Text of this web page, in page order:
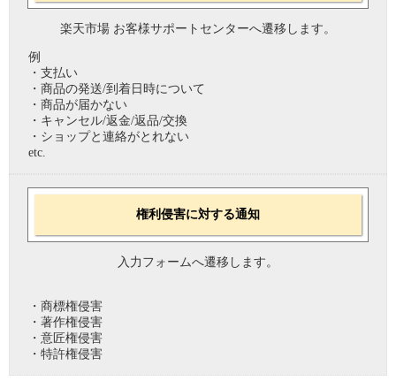
楽天市場 お客様サポートセンターへ遷移します。
例
・支払い
・商品の発送/到着日時について
・商品が届かない
・キャンセル/返金/返品/交換
・ショップと連絡がとれない
etc.
権利侵害に対する通知
入力フォームへ遷移します。
・商標権侵害
・著作権侵害
・意匠権侵害
・特許権侵害